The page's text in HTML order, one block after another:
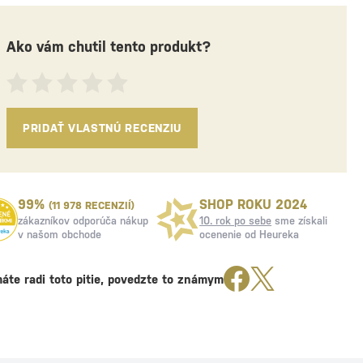
Ako vám chutil tento produkt?
PRIDAŤ VLASTNÚ RECENZIU
99% (11 978 RECENZIÍ)
zákazníkov odporúča nákup
v našom obchode
SHOP ROKU 2024
10. rok po sebe sme získali
ocenenie od Heureka
radi toto pitie, povedzte to známym